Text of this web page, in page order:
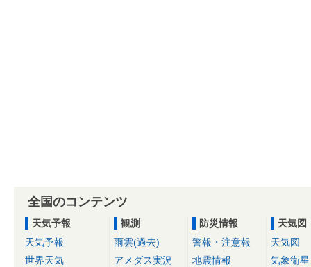
全国のコンテンツ
天気予報
天気予報
世界天気
観測
雨雲(過去)
アメダス実況
防災情報
警報・注意報
地震情報
天気図
天気図
気象衛星